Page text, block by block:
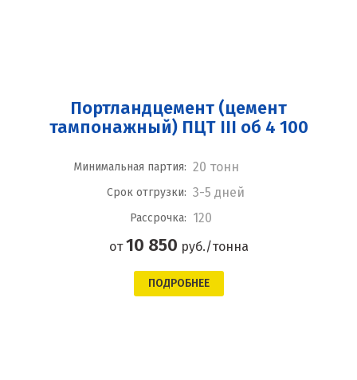
Портландцемент (цемент
тампонажный) ПЦТ III об 4 100
Минимальная партия: 20 тонн
Срок отгрузки: 3-5 дней
Рассрочка: 120
от10 850 руб./тонна
ПОДРОБНЕЕ